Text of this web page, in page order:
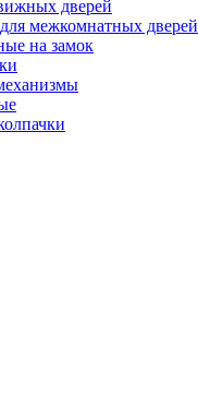
дверей
межкомнатных дверей
на замок